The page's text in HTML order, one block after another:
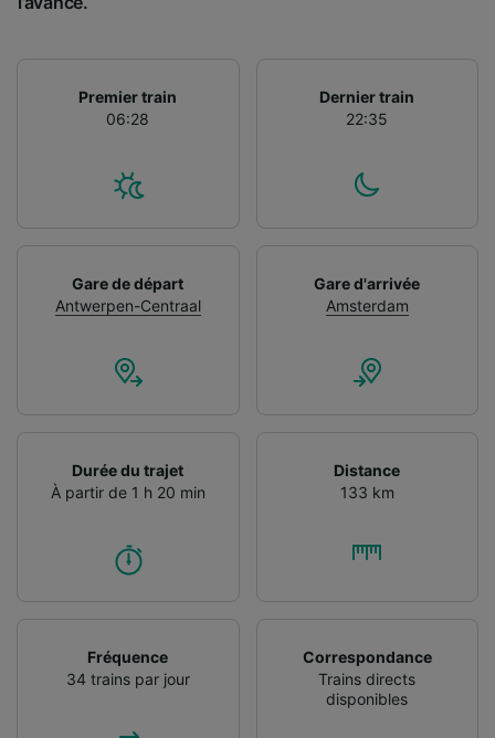
Premier train
06:28
Dernier train
22:35
Gare de départ
Antwerpen-Centraal
Gare d'arrivée
Amsterdam
Durée du trajet
À partir de 1 h 20 min
Distance
133 km
Fréquence
34 trains par jour
Correspondance
Trains directs
disponibles